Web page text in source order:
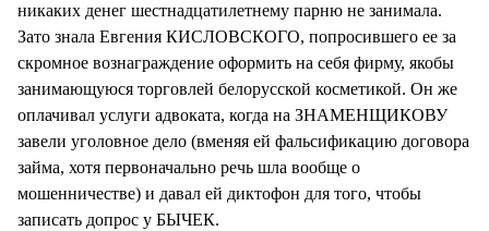
никаких денег шестнадцатилетнему парню не занимала.
Зато знала Евгения КИСЛОВСКОГО, попросившего ее за
скромное вознаграждение оформить на себя фирму, якобы
занимающуюся торговлей белорусской косметикой. Он же
оплачивал услуги адвоката, когда на ЗНАМЕНЩИКОВУ
завели уголовное дело (вменяя ей фальсификацию договора
займа, хотя первоначально речь шла вообще о
мошенничестве) и давал ей диктофон для того, чтобы
записать допрос у БЫЧЕК.